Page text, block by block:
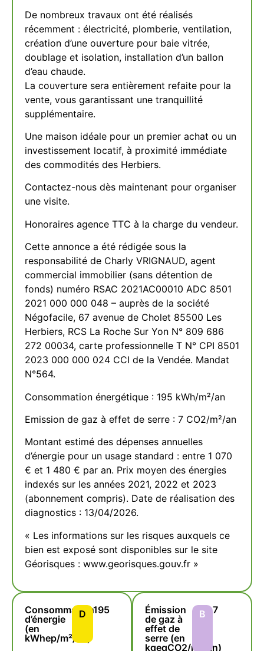
De nombreux travaux ont été réalisés
récemment : électricité, plomberie, ventilation,
création d’une ouverture pour baie vitrée,
doublage et isolation, installation d’un ballon
d’eau chaude.
La couverture sera entièrement refaite pour la
vente, vous garantissant une tranquillité
supplémentaire.
Une maison idéale pour un premier achat ou un
investissement locatif, à proximité immédiate
des commodités des Herbiers.
Contactez-nous dès maintenant pour organiser
une visite.
Honoraires agence TTC à la charge du vendeur.
Cette annonce a été rédigée sous la
responsabilité de Charly VRIGNAUD, agent
commercial immobilier (sans détention de
fonds) numéro RSAC 2021AC00010 ADC 8501
2021 000 000 048 – auprès de la société
Négofacile, 67 avenue de Cholet 85500 Les
Herbiers, RCS La Roche Sur Yon N° 809 686
272 00034, carte professionnelle T N° CPI 8501
2023 000 000 024 CCI de la Vendée. Mandat
N°564.
Consommation énergétique : 195 kWh/m²/an
Emission de gaz à effet de serre : 7 CO2/m²/an
Montant estimé des dépenses annuelles
d’énergie pour un usage standard : entre 1 070
€ et 1 480 € par an. Prix moyen des énergies
indexés sur les années 2021, 2022 et 2023
(abonnement compris). Date de réalisation des
diagnostics : 13/04/2026.
« Les informations sur les risques auxquels ce
bien est exposé sont disponibles sur le site
Géorisques : www.georisques.gouv.fr »
Consommation
d’énergie
(en
kWhep/m²/an)
D 195
Émission
de gaz à
effet de
serre (en
kgeqCO2/m²/an)
B 7